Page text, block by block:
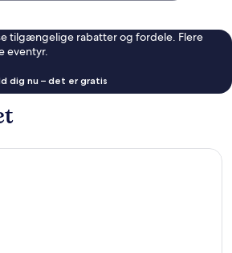
tilgængelige rabatter og fordele. Flere
eventyr.
dig nu – det er gratis